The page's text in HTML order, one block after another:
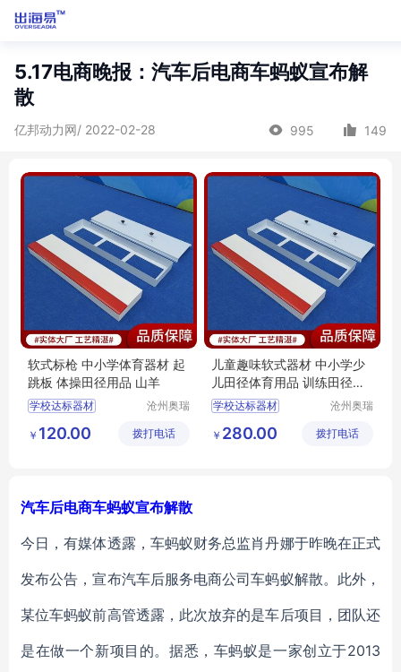
5.17电商晚报：汽车后电商车蚂蚁宣布解
散
亿邦动力网/ 2022-02-28 995 149
软式标枪 中小学体育器材 起
跳板 体操田径用品 山羊
学校达标器材
体操用品
沧州奥瑞
制造有限
￥ 120.00 拨打电话
儿童趣味软式器材 中小学少
儿田径体育用品 训练田径用
品
学校达标器材
体操用品
沧州奥瑞
制造有限
￥ 280.00 拨打电话
汽车后电商车蚂蚁宣布解散
今日，有媒体透露，车蚂蚁财务总监肖丹娜于昨晚在正式
发布公告，宣布汽车后服务电商公司车蚂蚁解散。此外，
某位车蚂蚁前高管透露，此次放弃的是车后项目，团队还
是在做一个新项目的。据悉，车蚂蚁是一家创立于2013